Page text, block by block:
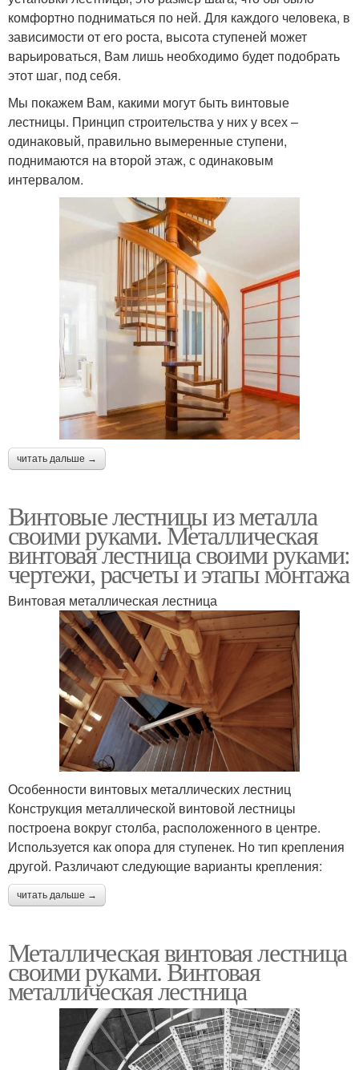
комфортно подниматься по ней. Для каждого человека, в
зависимости от его роста, высота ступеней может
варьироваться, Вам лишь необходимо будет подобрать
этот шаг, под себя.
Мы покажем Вам, какими могут быть винтовые
лестницы. Принцип строительства у них у всех –
одинаковый, правильно вымеренные ступени,
поднимаются на второй этаж, с одинаковым
интервалом.
читать дальше →
Винтовые лестницы из металла
своими руками. Металлическая
винтовая лестница своими руками:
чертежи, расчеты и этапы монтажа
Винтовая металлическая лестница
Особенности винтовых металлических лестниц
Конструкция металлической винтовой лестницы
построена вокруг столба, расположенного в центре.
Используется как опора для ступенек. Но тип крепления
другой. Различают следующие варианты крепления:
читать дальше →
Металлическая винтовая лестница
своими руками. Винтовая
металлическая лестница